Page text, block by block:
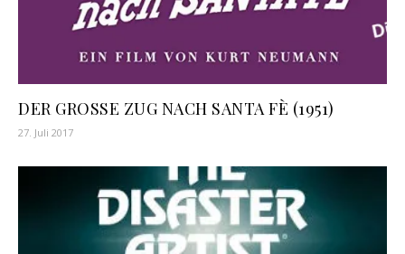
DER GROSSE ZUG NACH SANTA FÈ (1951)
27. Juli 2017